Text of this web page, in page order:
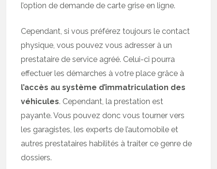
l’option de demande de carte grise en ligne.
Cependant, si vous préférez toujours le contact
physique, vous pouvez vous adresser à un
prestataire de service agréé. Celui-ci pourra
effectuer les démarches à votre place grâce à
l’accès au système d’immatriculation des
véhicules. Cependant, la prestation est
payante. Vous pouvez donc vous tourner vers
les garagistes, les experts de l’automobile et
autres prestataires habilités à traiter ce genre de
dossiers.